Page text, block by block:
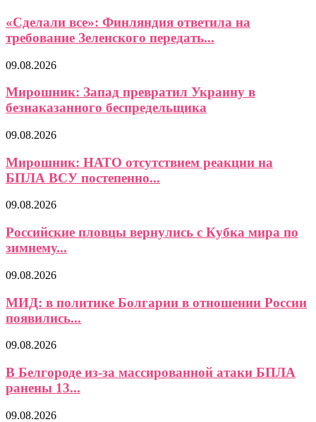
«Сделали все»: Финляндия ответила на
требование Зеленского передать...
09.08.2026
Мирошник: Запад превратил Украину в
безнаказанного беспредельщика
09.08.2026
Мирошник: НАТО отсутствием реакции на
БПЛА ВСУ постепенно...
09.08.2026
Российские пловцы вернулись с Кубка мира по
зимнему...
09.08.2026
МИД: в политике Болгарии в отношении России
появились...
09.08.2026
В Белгороде из-за массированной атаки БПЛА
ранены 13...
09.08.2026